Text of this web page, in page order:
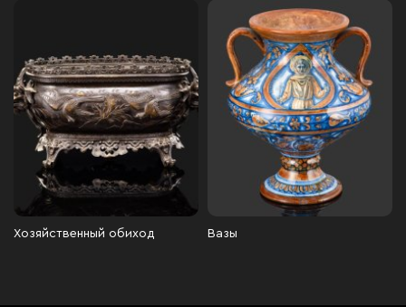
Хозяйственный обиход Вазы